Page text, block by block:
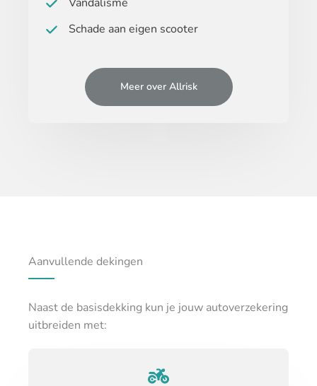
Schade aan eigen scooter
Meer over Allrisk
Aanvullende dekingen
Naast de basisdekking kun je jouw autoverzekering
uitbreiden met: